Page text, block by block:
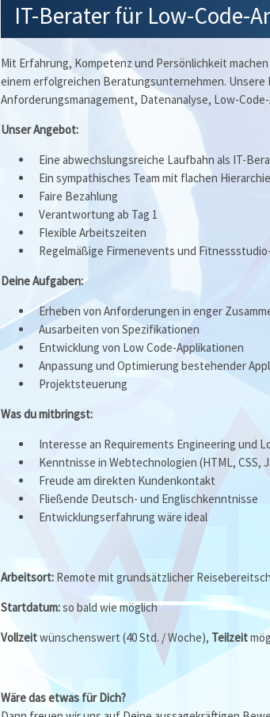
IT-Berater für Low-Code-
Mit Erfahrung, Kompetenz und Persönlichkeit
einem erfolgreichen Beratungsunternehmen.
Anforderungsmanagement, Datenanalyse, Low-
Unser Angebot:
Eine abwechslungsreiche Laufbahn als IT-
Ein sympathisches Team mit flachen
Faire Bezahlung
Verantwortung ab Tag 1
Flexible Arbeitszeiten
Regelmäßige Firmenevents und
Deine Aufgaben:
Erheben von Anforderungen in enger
Ausarbeiten von Spezifikationen
Entwicklung von Low Code-Applikationen
Anpassung und Optimierung bestehender
Projektsteuerung
Was du mitbringst:
Interesse an Requirements Engineering und
Kenntnisse in Webtechnologien (HTML,
Freude am direkten Kundenkontakt
Fließende Deutsch- und Englischkenntnisse
Entwicklungserfahrung wäre ideal
Arbeitsort: Remote mit grundsätzlicher
Startdatum:so bald wie möglich
Vollzeitwünschenswert (40 Std. / Woche), Teilzeit
Wäre das etwas für Dich?